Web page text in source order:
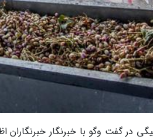
در گفت وگو با خبرنگار خبرنگاران